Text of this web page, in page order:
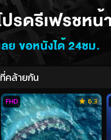
คล้ายกัน
6.3
FHD